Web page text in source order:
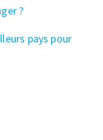
?
pays pour